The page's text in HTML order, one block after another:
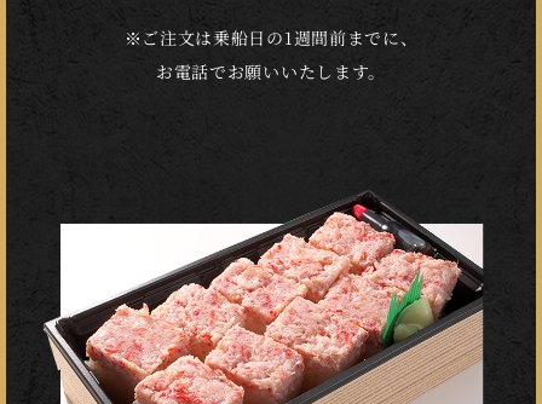
※ご注文は乗船日の1週間前までに、
お電話でお願いいたします。